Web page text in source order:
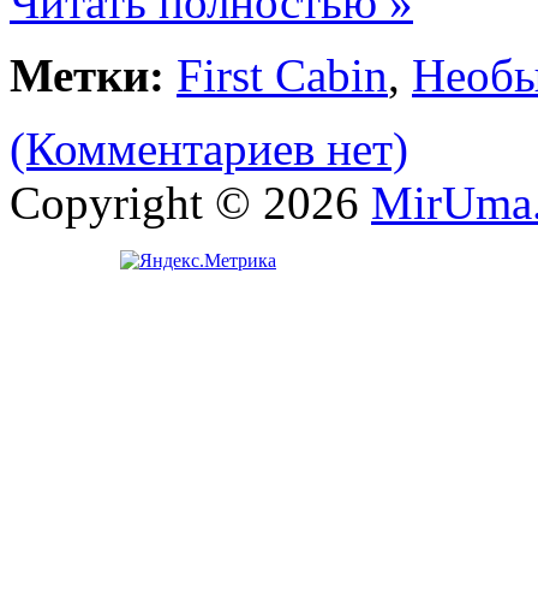
Метки: First Cabin,
(Комментариев нет)
Copyright © 2026